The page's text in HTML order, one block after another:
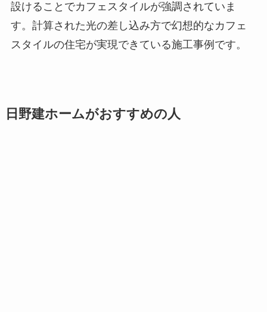
設けることでカフェスタイルが強調されていま
す。計算された光の差し込み方で幻想的なカフェ
スタイルの住宅が実現できている施工事例です。
日野建ホームがおすすめの人